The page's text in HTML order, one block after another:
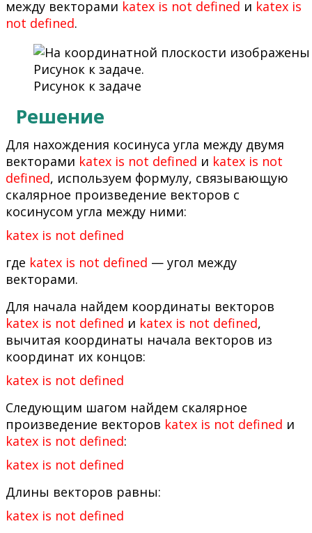
между векторами katex is not defined и katex is
not defined.
Рисунок к задаче
Решение
Для нахождения косинуса угла между двумя
векторами katex is not defined и katex is not
defined, используем формулу, связывающую
скалярное произведение векторов с
косинусом угла между ними:
katex is not defined
где katex is not defined — угол между
векторами.
Для начала найдем координаты векторов
katex is not defined и katex is not defined,
вычитая координаты начала векторов из
координат их концов:
katex is not defined
Следующим шагом найдем скалярное
произведение векторов katex is not defined и
katex is not defined:
katex is not defined
Длины векторов равны:
katex is not defined